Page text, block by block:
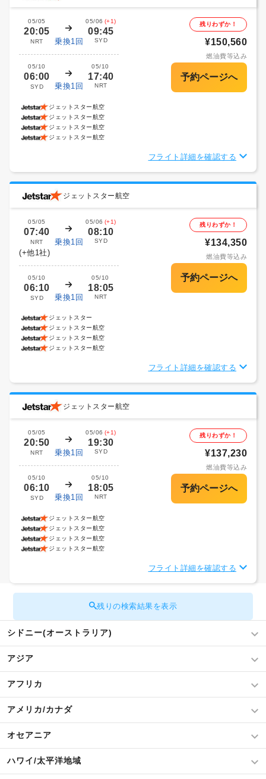
05/05
20:05
NRT 乗換1回
05/06 (+1)
09:45
SYD
05/10
06:00
SYD 乗換1回
05/10
17:40
NRT
残りわずか！
¥150,560
燃油費等込み
ジェットスター航空
ジェットスター航空
ジェットスター航空
ジェットスター航空
フライト詳細を確認する
ジェットスター航空
05/05
07:40
NRT 乗換1回
05/06 (+1)
08:10
SYD
(+他1社)
05/10
06:10
SYD 乗換1回
05/10
18:05
NRT
残りわずか！
¥134,350
燃油費等込み
ジェットスター
ジェットスター航空
ジェットスター航空
ジェットスター航空
フライト詳細を確認する
ジェットスター航空
05/05
20:50
NRT 乗換1回
05/06 (+1)
19:30
SYD
05/10
06:10
SYD 乗換1回
05/10
18:05
NRT
残りわずか！
¥137,230
燃油費等込み
ジェットスター航空
ジェットスター航空
ジェットスター航空
ジェットスター航空
フライト詳細を確認する
残りの検索結果を表示
シドニー(オーストラリア)
アジア
アフリカ
アメリカ/カナダ
オセアニア
ハワイ/太平洋地域